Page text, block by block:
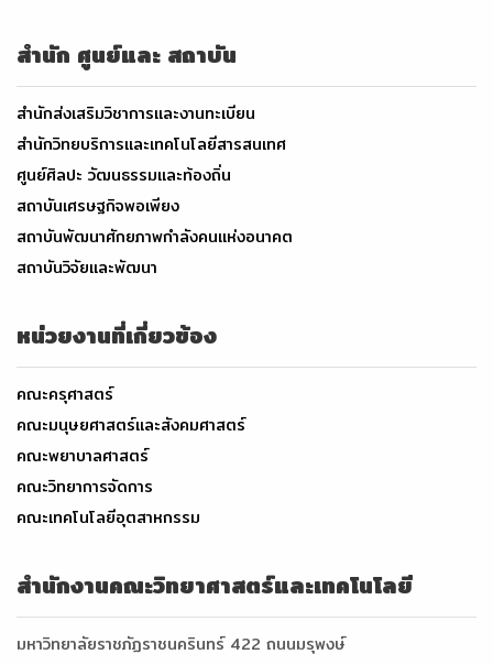
สำนัก ศูนย์และ สถาบัน
สำนักส่งเสริมวิชาการและงานทะเบียน
สำนักวิทยบริการและเทคโนโลยีสารสนเทศ
ศูนย์ศิลปะ วัฒนธรรมและท้องถิ่น
สถาบันเศรษฐกิจพอเพียง
สถาบันพัฒนาศักยภาพกำลังคนแห่งอนาคต
สถาบันวิจัยและพัฒนา
หน่วยงานที่เกี่ยวข้อง
คณะครุศาสตร์
คณะมนุษยศาสตร์และสังคมศาสตร์
คณะพยาบาลศาสตร์
คณะวิทยาการจัดการ
คณะเทคโนโลยีอุตสาหกรรม
สำนักงานคณะวิทยาศาสตร์และเทคโนโลยี
มหาวิทยาลัยราชภัฏราชนครินทร์ 422 ถนนมรุพงษ์